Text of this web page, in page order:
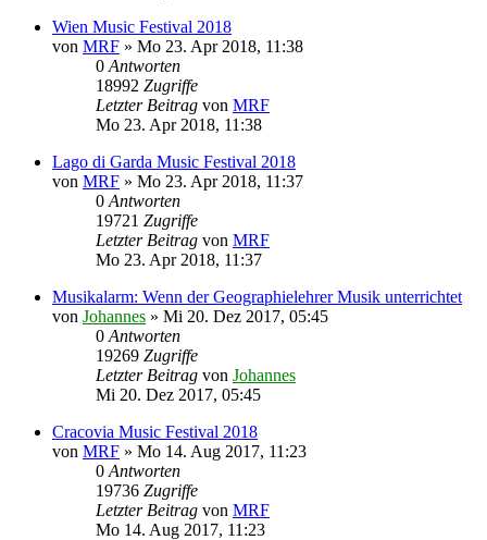
Wien Music Festival 2018
von MRF » Mo 23. Apr 2018, 11:38
0 Antworten
18992 Zugriffe
Letzter Beitrag von MRF
Mo 23. Apr 2018, 11:38
Lago di Garda Music Festival 2018
von MRF » Mo 23. Apr 2018, 11:37
0 Antworten
19721 Zugriffe
Letzter Beitrag von MRF
Mo 23. Apr 2018, 11:37
Musikalarm: Wenn der Geographielehrer Musik unterrichtet
von Johannes » Mi 20. Dez 2017, 05:45
0 Antworten
19269 Zugriffe
Letzter Beitrag von Johannes
Mi 20. Dez 2017, 05:45
Cracovia Music Festival 2018
von MRF » Mo 14. Aug 2017, 11:23
0 Antworten
19736 Zugriffe
Letzter Beitrag von MRF
Mo 14. Aug 2017, 11:23